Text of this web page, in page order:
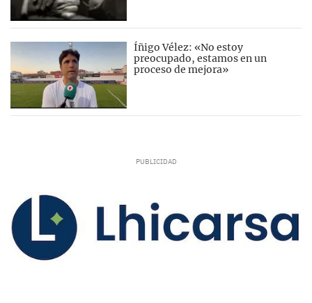
Íñigo Vélez: «No estoy
preocupado, estamos en un
proceso de mejora»